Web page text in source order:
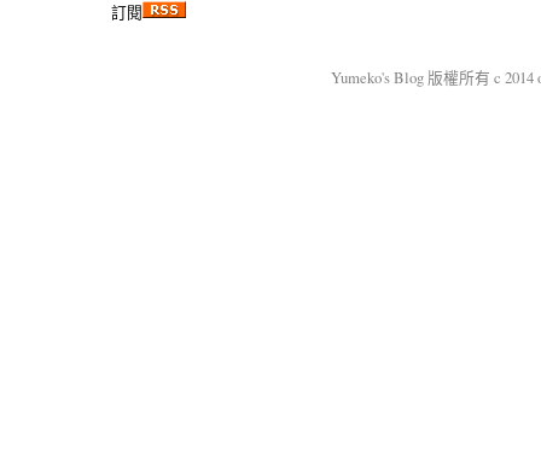
訂閱
Yumeko's Blog 版權所有 c